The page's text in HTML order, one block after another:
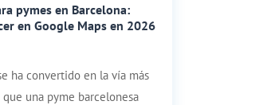
pymes en Barcelona:
en Google Maps en 2026
ha convertido en la vía más
una pyme barcelonesa